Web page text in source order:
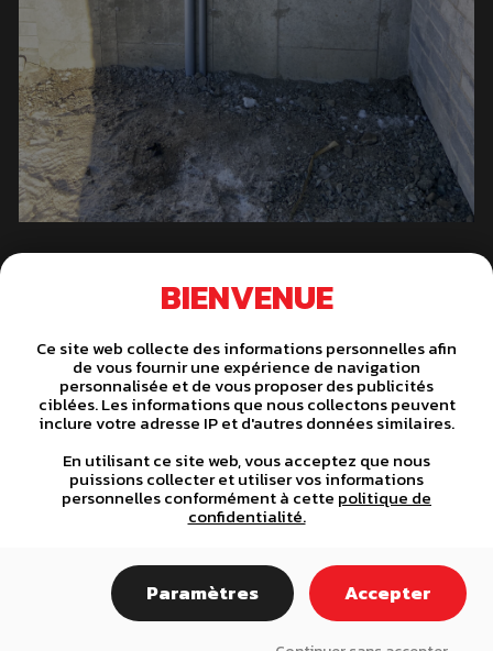
DES SPÉCIALISTES À VOTRE
BIENVENUE
Ce site web collecte des informations personnelles afin
de vous fournir une expérience de navigation
personnalisée et de vous proposer des publicités
ciblées. Les informations que nous collectons peuvent
inclure votre adresse IP et d'autres données similaires.
En utilisant ce site web, vous acceptez que nous
puissions collecter et utiliser vos informations
personnelles conformément à cette politique de
confidentialité.
Paramètres Accepter